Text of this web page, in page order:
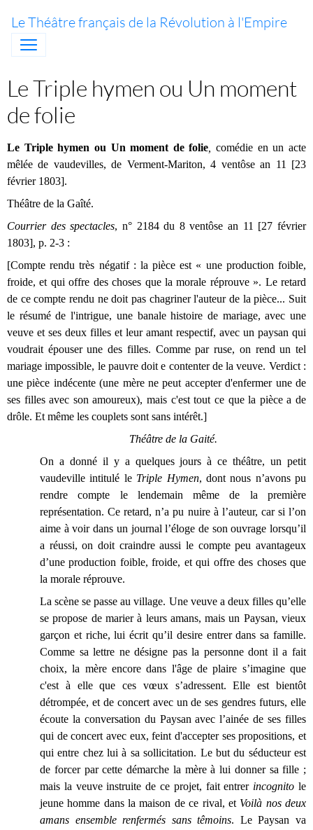
Le Théâtre français de la Révolution à l'Empire
Le Triple hymen ou Un moment
de folie
Le Triple hymen ou Un moment de folie ,comédie en un acte
mêlée de vaudevilles, de Verment-Mariton, 4 ventôse an 11 [23
février 1803].
Théâtre de la Gaîté.
Courrier des spectacles, n° 2184 du 8 ventôse an 11 [27 février
1803], p. 2-3 :
[Compte rendu très négatif : la pièce est « une production foible,
froide, et qui offre des choses que la morale réprouve ». Le retard
de ce compte rendu ne doit pas chagriner l'auteur de la pièce... Suit
le résumé de l'intrigue, une banale histoire de mariage, avec une
veuve et ses deux filles et leur amant respectif, avec un paysan qui
voudrait épouser une des filles. Comme par ruse, on rend un tel
mariage impossible, le pauvre doit e contenter de la veuve. Verdict :
une pièce indécente (une mère ne peut accepter d'enfermer une de
ses filles avec son amoureux), mais c'est tout ce que la pièce a de
drôle. Et même les couplets sont sans intérêt.]
Théâtre de la Gaité.
On a donné il y a quelques jours à ce théâtre, un petit
vaudeville intitulé le Triple Hymen, dont nous n’avons pu
rendre compte le lendemain même de la première
représentation. Ce retard, n’a pu nuire à l’auteur, car si l’on
aime à voir dans un journal l’éloge de son ouvrage lorsqu’il
a réussi, on doit craindre aussi le compte peu avantageux
d’une production foible, froide, et qui offre des choses que
la morale réprouve.
La scène se passe au village. Une veuve a deux filles qu’elle
se propose de marier à leurs amans, mais un Paysan, vieux
garçon et riche, lui écrit qu’il desire entrer dans sa famille.
Comme sa lettre ne désigne pas la personne dont il a fait
choix, la mère encore dans l'âge de plaire s’imagine que
c'est à elle que ces vœux s’adressent. Elle est bientôt
détrompée, et de concert avec un de ses gendres futurs, elle
écoute la conversation du Paysan avec l’ainée de ses filles
qui de concert avec eux, feint d'accepter ses propositions, et
qui entre chez lui à sa sollicitation. Le but du séducteur est
de forcer par cette démarche la mère à lui donner sa fille ;
mais la veuve instruite de ce projet, fait entrer incognito le
jeune homme dans la maison de ce rival, et Voilà nos deux
amans ensemble renfermés sans têmoins. Le Paysan va